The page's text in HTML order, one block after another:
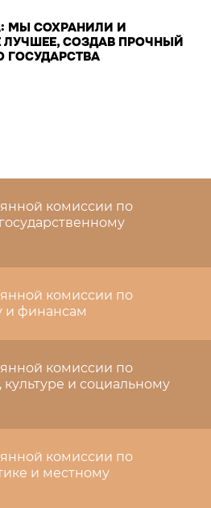
МЫ СОХРАНИЛИ И
СОЗДАВ ПРОЧНЫЙ
ГОСУДАРСТВА
комиссии по
комиссии по
и финансам
комиссии по
и социальному
комиссии по
и местному